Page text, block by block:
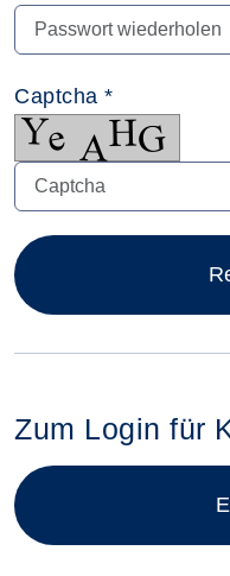
Captcha *
Zum Login für